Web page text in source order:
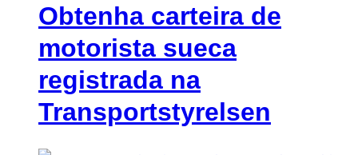
Obtenha carteira de
motorista sueca
registrada na
Transportstyrelsen